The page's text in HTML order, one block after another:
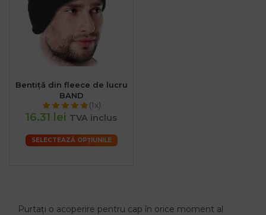
Bentiță din fleece de lucru
BAND
(1x)
16.31 lei TVA inclus
SELECTEAZĂ OPȚIUNILE
Purtați o acoperire pentru cap în orice moment al